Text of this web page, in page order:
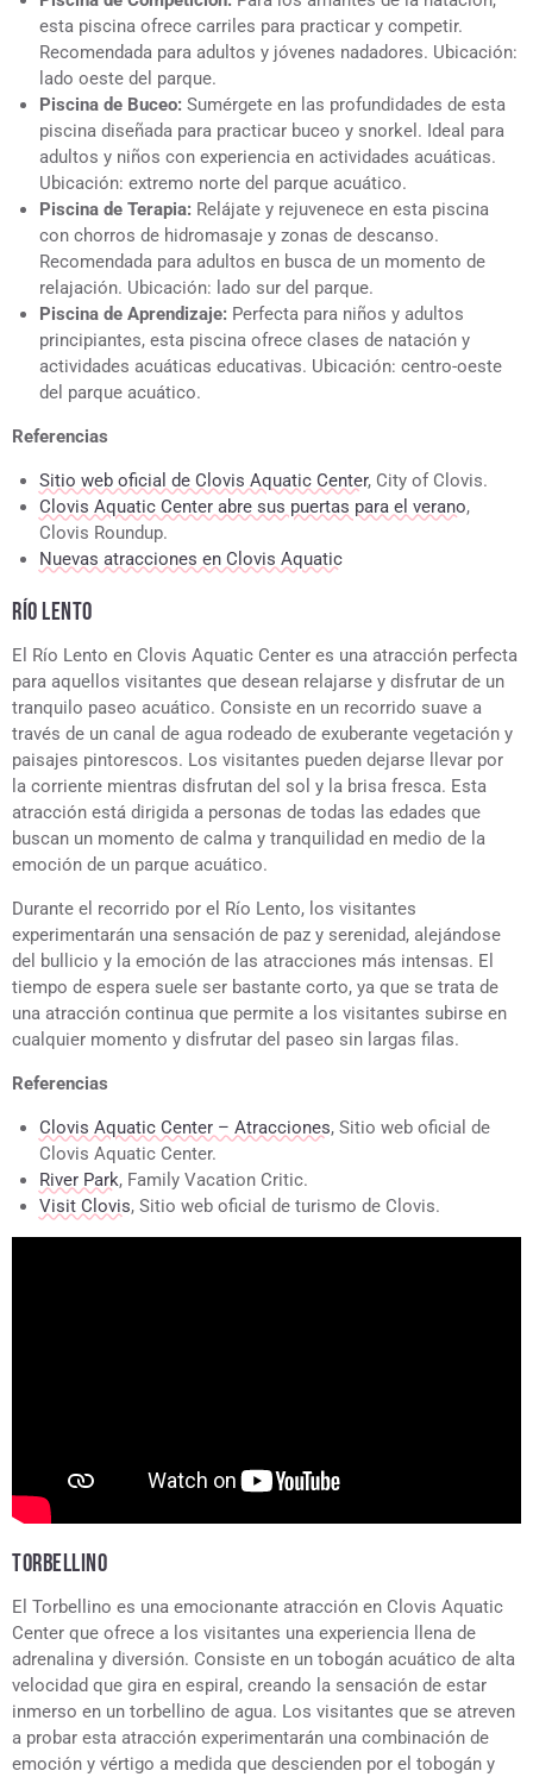
esta piscina ofrece carriles para practicar y competir.
Recomendada para adultos y jóvenes nadadores. Ubicación:
lado oeste del parque.
Piscina de Buceo:Sumérgete en las profundidades de esta
piscina diseñada para practicar buceo y snorkel. Ideal para
adultos y niños con experiencia en actividades acuáticas.
Ubicación: extremo norte del parque acuático.
Piscina de Terapia:Relájate y rejuvenece en esta piscina
con chorros de hidromasaje y zonas de descanso.
Recomendada para adultos en busca de un momento de
relajación. Ubicación: lado sur del parque.
Piscina de Aprendizaje:Perfecta para niños y adultos
principiantes, esta piscina ofrece clases de natación y
actividades acuáticas educativas. Ubicación: centro-oeste
del parque acuático.
Referencias
Sitio web oficial de Clovis Aquatic Center, City of Clovis.
Clovis Aquatic Center abre sus puertas para el verano,
Clovis Roundup.
Nuevas atracciones en Clovis Aquatic
RÍO LENTO
El Río Lento en Clovis Aquatic Center es una atracción perfecta
para aquellos visitantes que desean relajarse y disfrutar de un
tranquilo paseo acuático. Consiste en un recorrido suave a
través de un canal de agua rodeado de exuberante vegetación y
paisajes pintorescos. Los visitantes pueden dejarse llevar por
la corriente mientras disfrutan del sol y la brisa fresca. Esta
atracción está dirigida a personas de todas las edades que
buscan un momento de calma y tranquilidad en medio de la
emoción de un parque acuático.
Durante el recorrido por el Río Lento, los visitantes
experimentarán una sensación de paz y serenidad, alejándose
del bullicio y la emoción de las atracciones más intensas. El
tiempo de espera suele ser bastante corto, ya que se trata de
una atracción continua que permite a los visitantes subirse en
cualquier momento y disfrutar del paseo sin largas filas.
Referencias
Clovis Aquatic Center – Atracciones, Sitio web oficial de
Clovis Aquatic Center.
River Park, Family Vacation Critic.
Visit Clovis, Sitio web oficial de turismo de Clovis.
TORBELLINO
El Torbellino es una emocionante atracción en Clovis Aquatic
Center que ofrece a los visitantes una experiencia llena de
adrenalina y diversión. Consiste en un tobogán acuático de alta
velocidad que gira en espiral, creando la sensación de estar
inmerso en un torbellino de agua. Los visitantes que se atreven
a probar esta atracción experimentarán una combinación de
emoción y vértigo a medida que descienden por el tobogán y